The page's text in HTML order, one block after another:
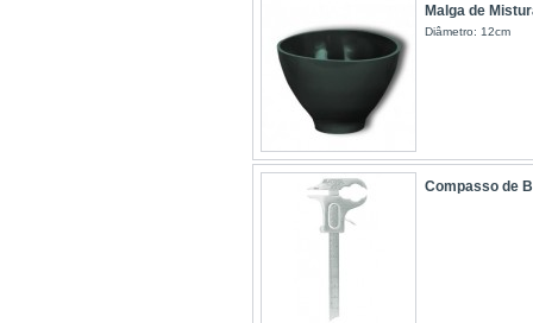
Malga de
Diâmetro: 12cm
Compasso de